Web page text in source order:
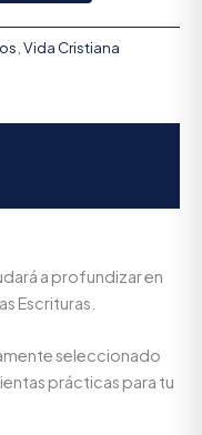
Vida Cristiana
a profundizar en
Escrituras.
seleccionado
prácticas para tu